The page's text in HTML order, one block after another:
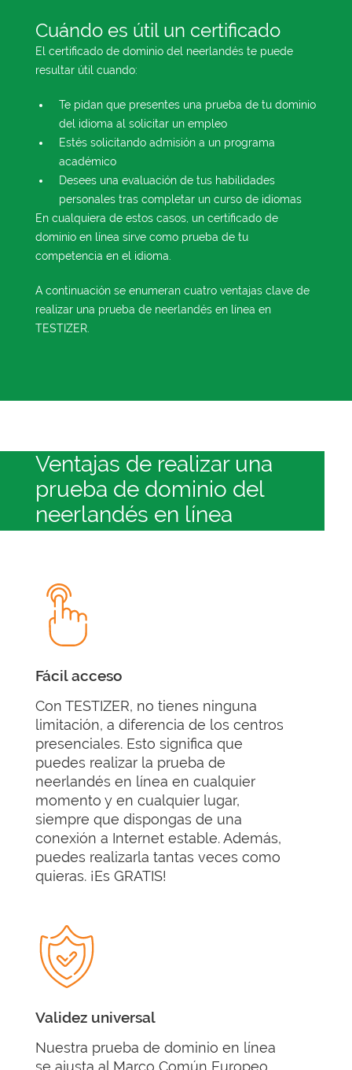
Cuándo es útil un certificado
El certificado de dominio del neerlandés te puede
resultar útil cuando:
Te pidan que presentes una prueba de tu dominio
del idioma al solicitar un empleo
Estés solicitando admisión a un programa
académico
Desees una evaluación de tus habilidades
personales tras completar un curso de idiomas
En cualquiera de estos casos, un certificado de
dominio en línea sirve como prueba de tu
competencia en el idioma.
A continuación se enumeran cuatro ventajas clave de
realizar una prueba de neerlandés en línea en
TESTIZER.
Ventajas de realizar una
prueba de dominio del
neerlandés en línea
Fácil acceso
Con TESTIZER, no tienes ninguna
limitación, a diferencia de los centros
presenciales. Esto significa que
puedes realizar la prueba de
neerlandés en línea en cualquier
momento y en cualquier lugar,
siempre que dispongas de una
conexión a Internet estable. Además,
puedes realizarla tantas veces como
quieras. ¡Es GRATIS!
Validez universal
Nuestra prueba de dominio en línea
se ajusta al Marco Común Europeo